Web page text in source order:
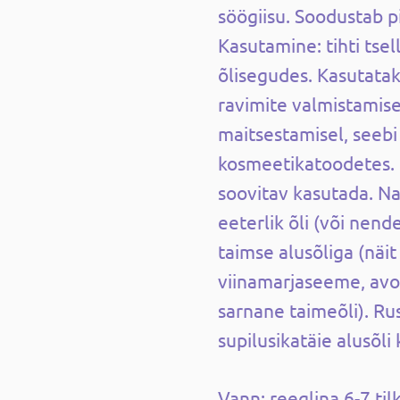
söögiisu. Soodustab
Kasutamine: tihti
õlisegudes.
ravimite
maitsestamisel,
kosmeetikatoodetes.
soovitav kasutada.
eeterlik õli (või
taimse alusõliga
viinamarjaseeme,
sarnane taimeõli).
supilusikatäie alusõli